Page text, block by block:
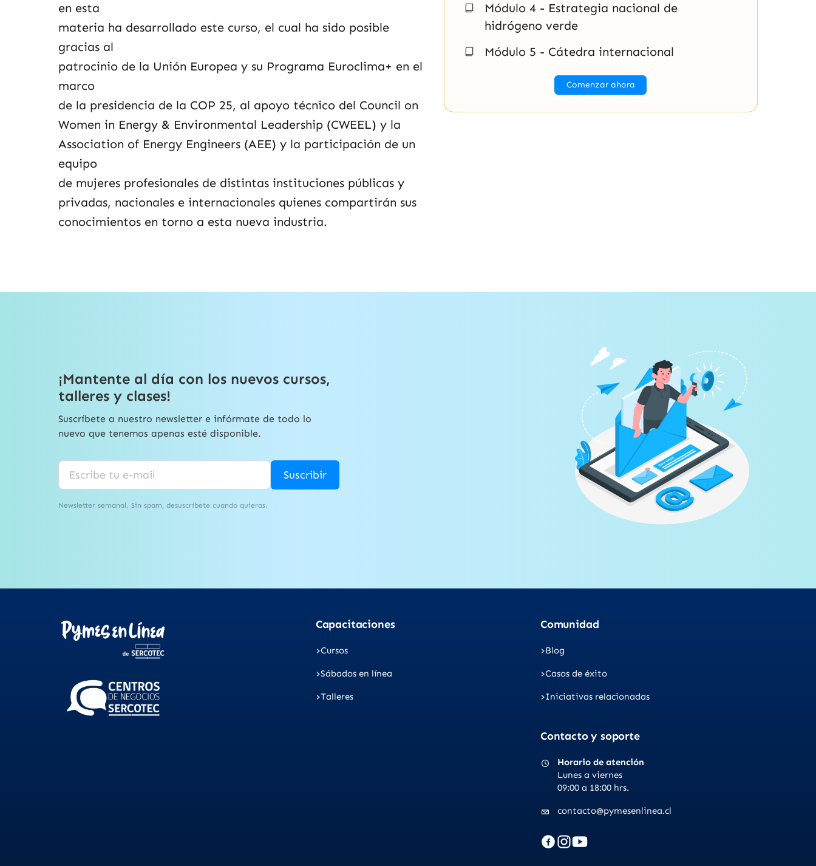
en esta
materia ha desarrollado este curso, el cual ha sido posible
gracias al
patrocinio de la Unión Europea y su Programa Euroclima+ en el
marco
de la presidencia de la COP 25, al apoyo técnico del Council on
Women in Energy & Environmental Leadership (CWEEL) y la
Association of Energy Engineers (AEE) y la participación de un
equipo
de mujeres profesionales de distintas instituciones públicas y
privadas, nacionales e internacionales quienes compartirán sus
conocimientos en torno a esta nueva industria.
Módulo 4 - Estrategia nacional de
hidrógeno verde
Módulo 5 - Cátedra internacional
Comenzar ahora
¡Mantente al día con los nuevos cursos,
talleres y clases!
Suscríbete a nuestro newsletter e infórmate de todo lo
nuevo que tenemos apenas esté disponible.
Newsletter semanal. Sin spam, desuscríbete cuando quieras.
Suscribir
Capacitaciones
Cursos
Sábados en línea
Talleres
Comunidad
Blog
Casos de éxito
Iniciativas relacionadas
Contacto y soporte
Horario de atención
Lunes a viernes
09:00 a 18:00 hrs.
contacto@pymesenlinea.cl